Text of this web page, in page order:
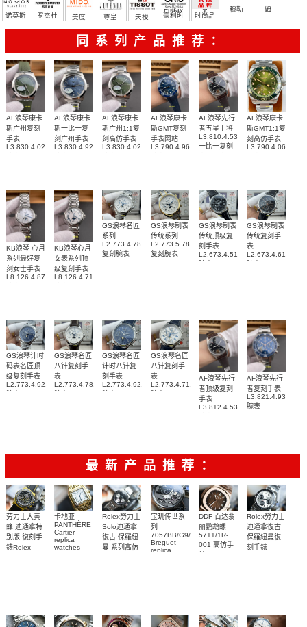
Friday 罗 穆勒
姆
诺莫斯
罗杰杜 美度 尊皇 天梭 豪利时 时尚品
牌/原单
同系列产品推荐：
AF浪琴康卡
斯广州复刻
手表
L3.830.4.02.9
AF浪琴康卡
斯一比一复
刻广州手表
L3.830.4.92.6
AF浪琴康卡
斯广州1:1复
刻高仿手表
L3.830.4.02.6
AF浪琴康卡
斯GMT复刻
手表网站
L3.790.4.96.9
AF浪琴先行
者五星上将
L3.810.4.53.0
一比一复刻
AF浪琴康卡
斯GMT1:1复
刻高仿手表
L3.790.4.06.6
KB浪琴 心月
系列最好复
刻女士手表
L8.126.4.87.6
KB浪琴心月
女表系列顶
级复刻手表
L8.126.4.71.6
GS浪琴名匠
系列
L2.773.4.78.6
复刻腕表
GS浪琴制表
传统系列
L2.773.5.78.7
复刻腕表
GS浪琴制表
传统顶级复
刻手表
L2.673.4.51.7
GS浪琴制表
传统复刻手
表
L2.673.4.61.2
GS浪琴计时
码表名匠顶
级复刻手表
L2.773.4.92.6
GS浪琴名匠
八针复刻手
表
L2.773.4.78.3
GS浪琴名匠
计时八针复
刻手表
L2.773.4.92.0
GS浪琴名匠
八针复刻手
表
L2.773.4.71.2
AF浪琴先行
者顶级复刻
手表
L3.812.4.53.2
AF浪琴先行
者复刻手表
L3.821.4.93.6
腕表
最新产品推荐：
劳力士大黄
蜂 迪通拿特
别版 復刻手
錶Rolex
卡地亚
PANTHÈRE
Cartier
replica
watches
Rolex勞力士
Solo迪通拿
復古 保羅紐
曼 系列高仿
宝玑传世系
列
7057BB/G9/9W6
Breguet
replica
DDF 百达翡
丽鹦鹉螺
5711/1R-
001 高仿手
Rolex勞力士
迪通拿復古
保羅紐曼復
刻手錶